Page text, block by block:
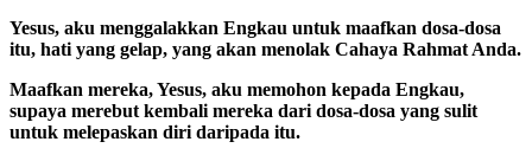
Yesus, aku menggalakkan Engkau untuk maafkan dosa-dosa
itu, hati yang gelap, yang akan menolak Cahaya Rahmat Anda.
Maafkan mereka, Yesus, aku memohon kepada Engkau,
supaya merebut kembali mereka dari dosa-dosa yang sulit
untuk melepaskan diri daripada itu.